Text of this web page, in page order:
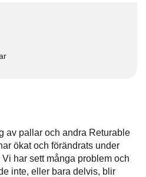
av pallar och andra Returable
ökat och förändrats under
har sett många problem och
inte, eller bara delvis, blir